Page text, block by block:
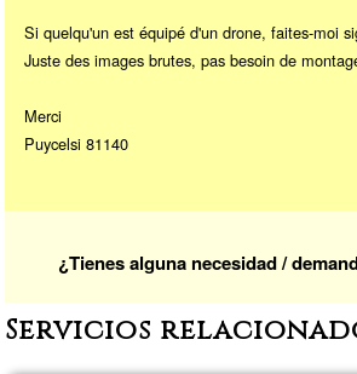
Si quelqu'un est équipé d'un drone, faites-moi
Juste des images brutes, pas besoin de
Merci
Puycelsi 81140
¿Tienes alguna necesidad /
Servicios